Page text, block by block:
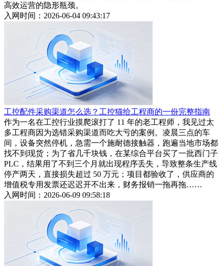
高效运营的隐形瓶颈。
入网时间：2026-06-04 09:43:17
工控配件采购渠道怎么选？工控猫给工程商的一份完整指南
作为一名在工控行业摸爬滚打了 11 年的老工程师，我见过太
多工程商因为选错采购渠道而吃大亏的案例。凌晨三点的车
间，设备突然停机，急需一个施耐德接触器，跑遍当地市场都
找不到现货；为了省几千块钱，在某综合平台买了一批西门子
PLC，结果用了不到三个月就出现程序丢失，导致整条生产线
停产两天，直接损失超过 50 万元；项目都验收了，供应商的
增值税专用发票还迟迟开不出来，财务报销一拖再拖……
入网时间：2026-06-09 09:58:18